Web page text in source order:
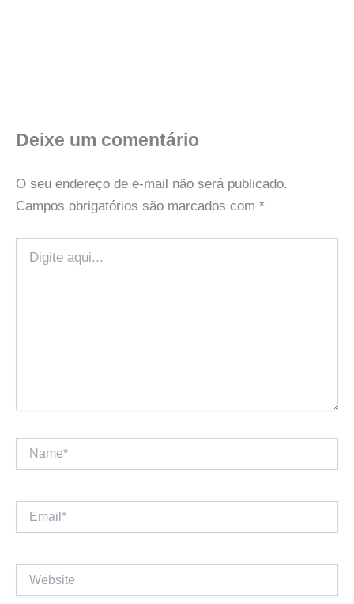
Deixe um comentário
O seu endereço de e-mail não será publicado.
Campos obrigatórios são marcados com *
aqui...